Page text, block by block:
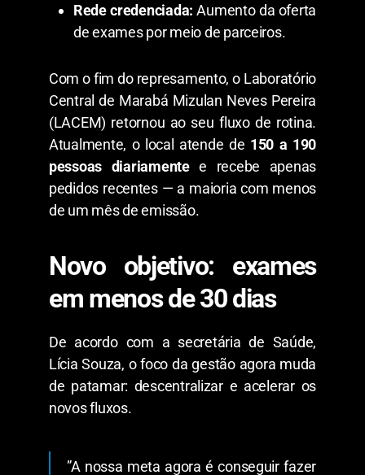
Rede credenciada: Aumento da oferta
de exames por meio de parceiros.
​Com o fim do represamento, o Laboratório
Central de Marabá Mizulan Neves Pereira
(LACEM) retornou ao seu fluxo de rotina.
Atualmente, o local atende de 150 a 190
pessoas diariamentee recebe apenas
pedidos recentes — a maioria com menos
de um mês de emissão.
​Novo objetivo: exames
em menos de 30 dias
​De acordo com a secretária de Saúde,
Lícia Souza, o foco da gestão agora muda
de patamar: descentralizar e acelerar os
novos fluxos.
​”A nossa meta agora é conseguir fazer